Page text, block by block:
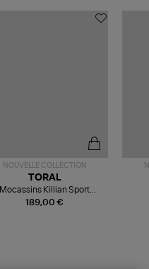
NOUVELLE COLLECTION
189,00 €
TORAL
Mocassins Killian Sport
Mousse